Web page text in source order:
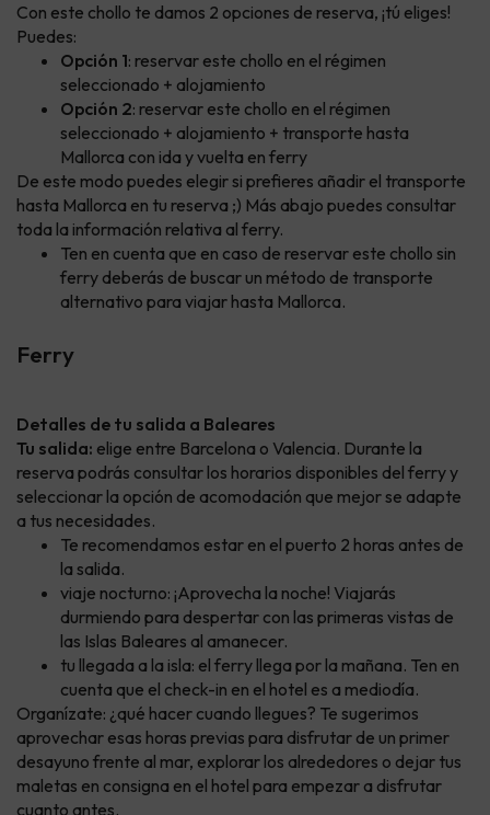
Con este chollo te damos 2 opciones de reserva, ¡tú eliges!
Puedes:
Opción 1: reservar este chollo en el régimen
seleccionado + alojamiento
Opción 2: reservar este chollo en el régimen
seleccionado + alojamiento + transporte hasta
Mallorca con ida y vuelta en ferry
De este modo puedes elegir si prefieres añadir el transporte
hasta Mallorca en tu reserva ;) Más abajo puedes consultar
toda la información relativa al ferry.
Ten en cuenta que en caso de reservar este chollo sin
ferry deberás de buscar un método de transporte
alternativo para viajar hasta Mallorca.
Ferry
Detalles de tu salida a Baleares
Tu salida: elige entre Barcelona o Valencia. Durante la
reserva podrás consultar los horarios disponibles del ferry y
seleccionar la opción de acomodación que mejor se adapte
a tus necesidades.
Te recomendamos estar en el puerto 2 horas antes de
la salida.
viaje nocturno: ¡Aprovecha la noche! Viajarás
durmiendo para despertar con las primeras vistas de
las Islas Baleares al amanecer.
tu llegada a la isla: el ferry llega por la mañana. Ten en
cuenta que el check-in en el hotel es a mediodía.
Organízate: ¿qué hacer cuando llegues? Te sugerimos
aprovechar esas horas previas para disfrutar de un primer
desayuno frente al mar, explorar los alrededores o dejar tus
maletas en consigna en el hotel para empezar a disfrutar
cuanto antes.